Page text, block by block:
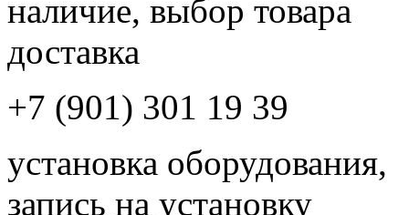
наличие, выбор товара
доставка
+7 (901) 301 19 39
установка оборудования,
запись на установку